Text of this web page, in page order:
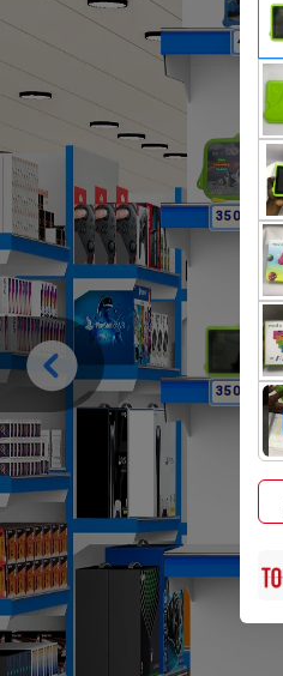
45 000F
35 000
35 000